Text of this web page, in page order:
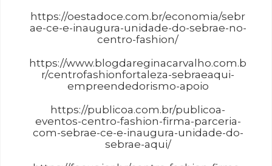
https://oestadoce.com.br/economia/sebr
ae-ce-e-inaugura-unidade-do-sebrae-no-
centro-fashion/
https://www.blogdareginacarvalho.com.b
r/centrofashionfortaleza-sebraeaqui-
empreendedorismo-apoio
https://publicoa.com.br/publicoa-
eventos-centro-fashion-firma-parceria-
com-sebrae-ce-e-inaugura-unidade-do-
sebrae-aqui/